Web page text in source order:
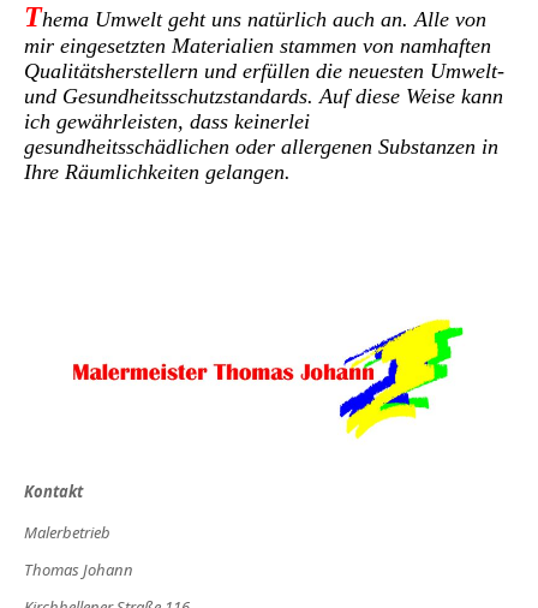
Thema Umwelt geht uns natürlich auch an. Alle von
mir eingesetzten Materialien stammen von namhaften
Qualitätsherstellern und erfüllen die neuesten Umwelt-
und Gesundheitsschutzstandards. Auf diese Weise kann
ich gewährleisten, dass keinerlei
gesundheitsschädlichen oder allergenen Substanzen in
Ihre Räumlichkeiten gelangen.
Kontakt
Malerbetrieb
Thomas Johann